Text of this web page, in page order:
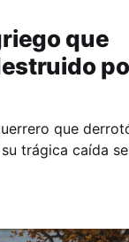
que
que
trágica caída se